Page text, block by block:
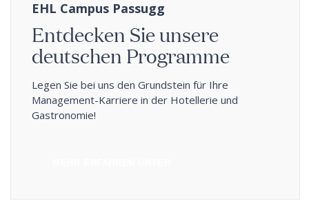
EHL Campus Passugg
Entdecken Sie unsere
deutschen Programme
Legen Sie bei uns den Grundstein für Ihre
Management-Karriere in der Hotellerie und
Gastronomie!